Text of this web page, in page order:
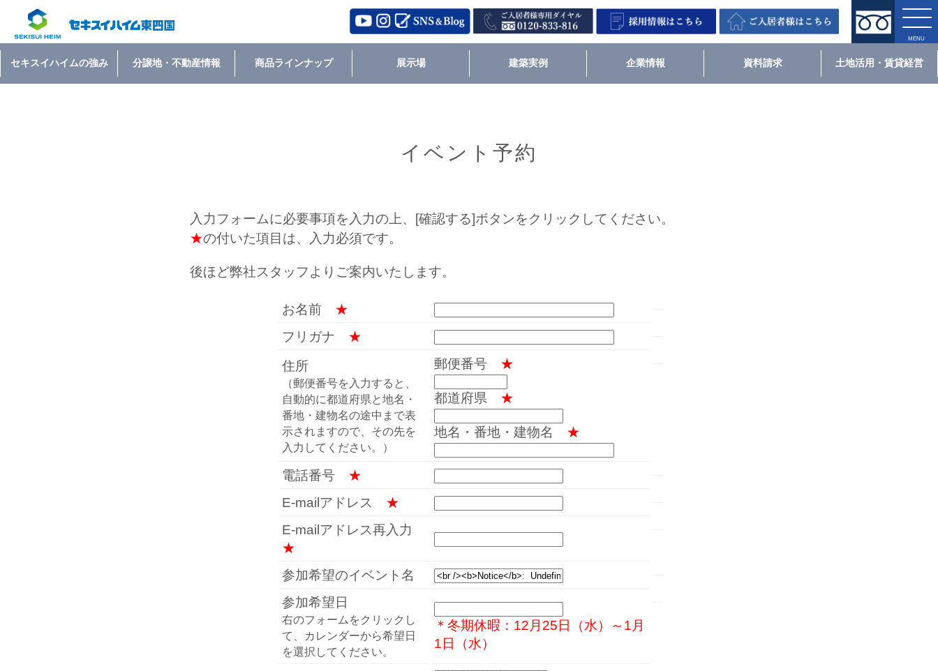
セキスイハイムの強み 分譲地・不動産情報 商品ラインナップ 展示場 建築実例 企業情報 資料請求 土地活用・賃貸経営
イベント予約
入力フォームに必要事項を入力の上、[確認する]ボタンをクリックしてください。
★の付いた項目は、入力必須です。
後ほど弊社スタッフよりご案内いたします。
お名前 ★
フリガナ ★
住所
（郵便番号を入力すると、
自動的に都道府県と地名・
番地・建物名の途中まで表
示されますので、その先を
入力してください。）
郵便番号 ★
都道府県 ★
地名・番地・建物名 ★
電話番号 ★
E-mailアドレス ★
E-mailアドレス再入力
★
参加希望のイベント名
参加希望日
右のフォームをクリックし
て、カレンダーから希望日
を選択してください。
＊冬期休暇：12月25日（水）～1月
1日（水）